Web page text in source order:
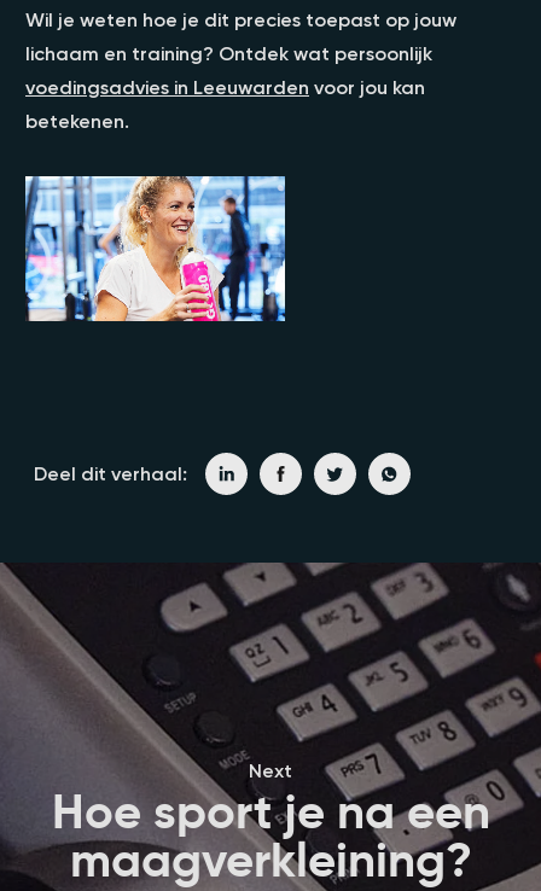
Wil je weten hoe je dit precies toepast op jouw
lichaam en training? Ontdek wat persoonlijk
voedingsadvies in Leeuwarden voor jou kan
betekenen.
Deel dit verhaal:
Next
Hoe sport je na een
maagverkleining?